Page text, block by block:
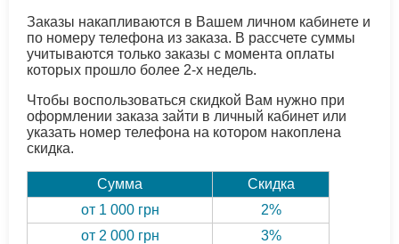
Заказы накапливаются в Вашем личном кабинете и
по номеру телефона из заказа. В рассчете суммы
учитываются только заказы с момента оплаты
которых прошло более 2-х недель.
Чтобы воспользоваться скидкой Вам нужно при
оформлении заказа зайти в личный кабинет или
указать номер телефона на котором накоплена
скидка.
Сумма
Скидка
от 1 000 грн
2%
от 2 000 грн
3%